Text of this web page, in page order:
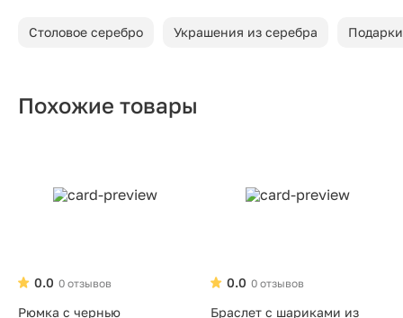
Столовое серебро Украшения из серебра
Похожие товары
0 отзывов
0.0
Рюмка с чернью
0 отзывов
0.0
Браслет с шариками из